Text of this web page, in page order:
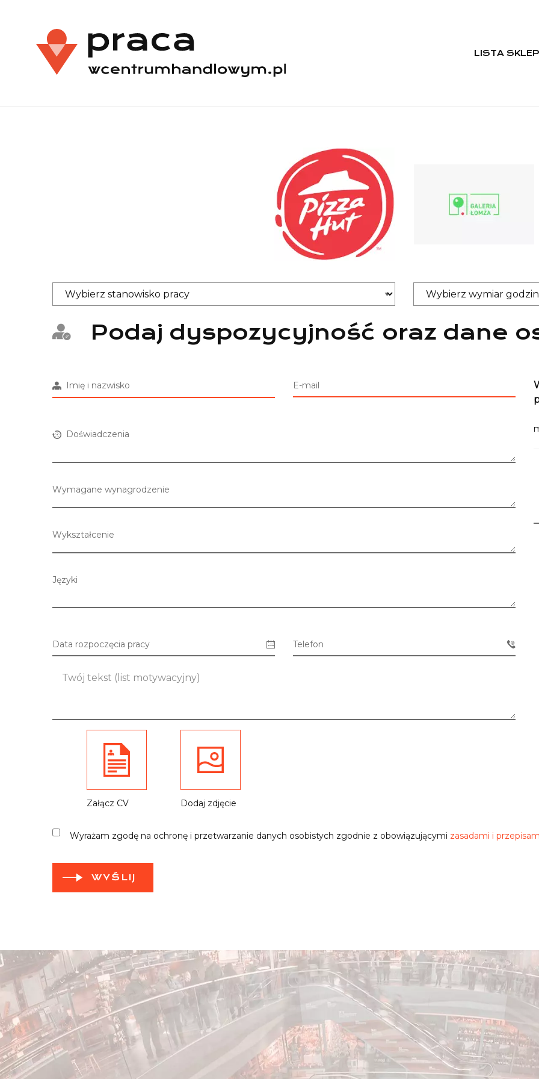
LISTA
Podaj dyspozycyjność oraz dane
Imię i nazwisko E-mail
Doświadczenia
Wymagane wynagrodzenie
Wykształcenie
Języki
Data rozpoczęcia pracy Telefon
Załącz CV Dodaj zdjęcie
Wyrażam zgodę na ochronę i przetwarzanie danych osobistych zgodnie z obowiązującymi zasadami i
WYŚLIJ